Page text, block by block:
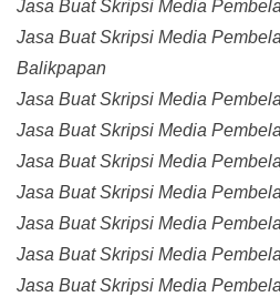
Jasa Buat Skripsi Media
Jasa Buat Skripsi Media
Balikpapan
Jasa Buat Skripsi Media
Jasa Buat Skripsi Media
Jasa Buat Skripsi Media
Jasa Buat Skripsi Media
Jasa Buat Skripsi Media
Jasa Buat Skripsi Media
Jasa Buat Skripsi Media